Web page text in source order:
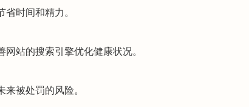
时间和精力。
站的搜索引擎优化健康状况。
被处罚的风险。